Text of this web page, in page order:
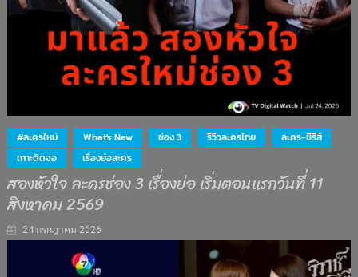
#ละครใหม่ What's New ช่อง 3 รีวิวละครไทย
ละคร-ซีรีส์
เกาะติดจอ
เรื่องย่อละคร
สองหัวใจ ละครช่อง 3 เรื่องย่อ เริ่มตอนแรกวันที่ 11
สิงหาคม 2569
24 กรกฎาคม 2026